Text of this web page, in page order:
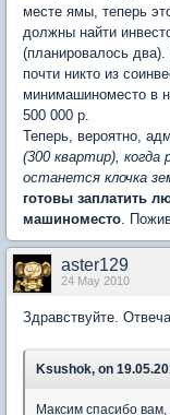
месте ямы, теперь
должны найти
(планировалось два).
почти никто из
минимашиноместо в
500 000 р.
Теперь, вероятно,
(300 квартир),
останется клочка
готовы заплатить
машиноместо .
aster129
24 May 2010
Здравствуйте.
Ksushok, on
Максим спасибо вам,